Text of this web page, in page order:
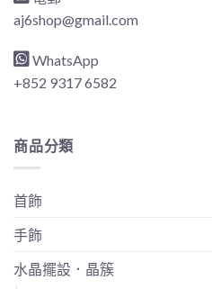
aj6shop@gmail.com
WhatsApp
+852 9317 6582
商品分類
首飾
手飾
水晶擺設．晶簇